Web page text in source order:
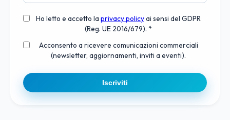
Ho letto e accetto la privacy policyai sensi del GDPR
(Reg. UE 2016/679). *
Acconsento a ricevere comunicazioni commerciali
(newsletter, aggiornamenti, inviti a eventi).
Iscriviti